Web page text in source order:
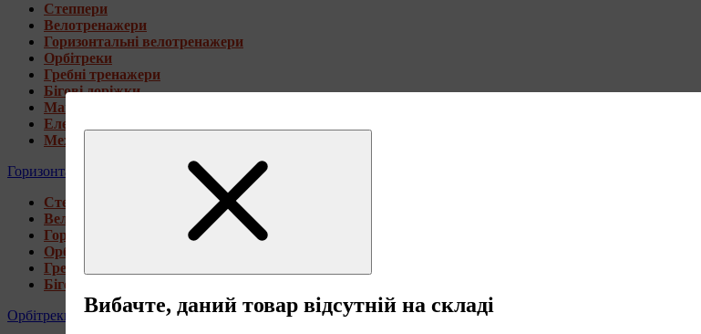
Степпери
Велотренажери
Горизонтальні велотренажери
Орбітреки
Гребні тренажери
Бігові доріжки
Магнітні велотренажери
Електромагнітні велотренажери
Механічні велотренажери
Горизонтальні велотренажери
Степпери
Велотренажери
Горизонтальні велотренажери
Орбітреки
Гребні тренажери
Бігові доріжки
Орбітреки
Вибачте, даний товар відсутній на складі